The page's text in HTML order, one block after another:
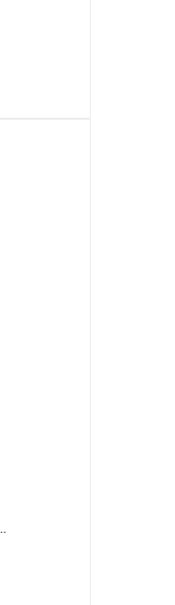
JEDNOROŻCE 425-22-0545-07-UNI